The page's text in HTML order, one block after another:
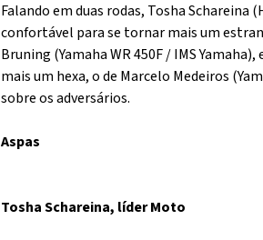
Falando em duas rodas, Tosha Schareina
confortável para se tornar mais um
Bruning (Yamaha WR 450F / IMS
mais um hexa, o de Marcelo Medeiros
sobre os adversários.
Aspas
Tosha Schareina, líder Moto